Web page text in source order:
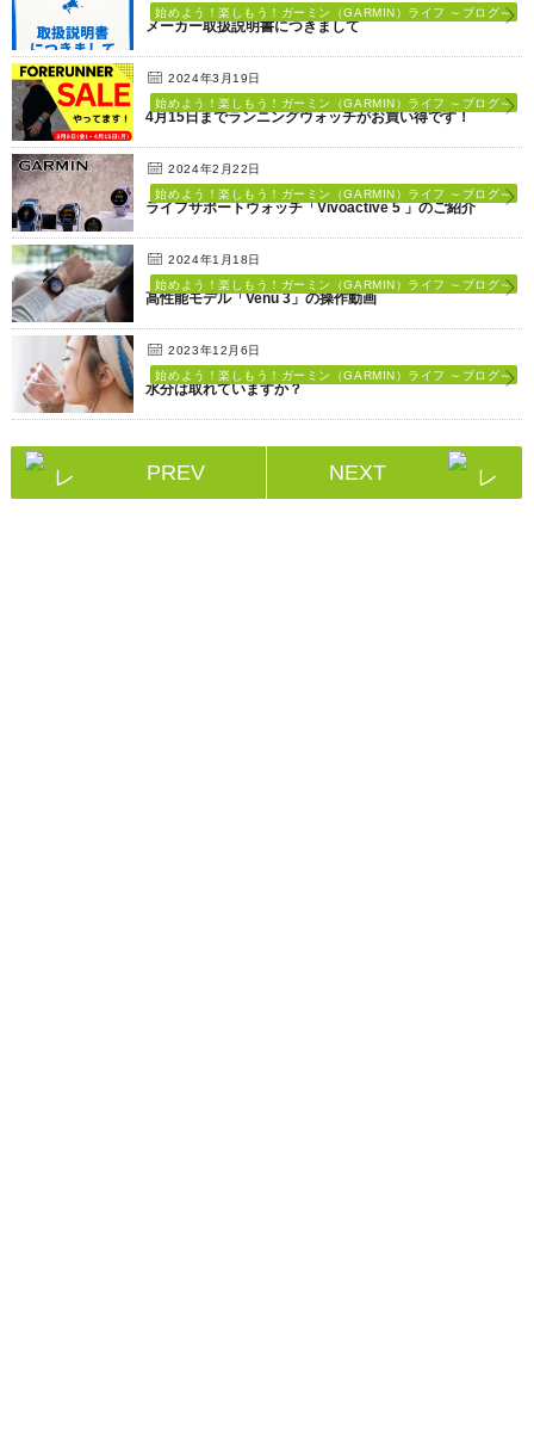
始めよう！楽しもう！ガーミン（GARMIN）ライフ ～ブログ～
メーカー取扱説明書につきまして
2024年3月19日
始めよう！楽しもう！ガーミン（GARMIN）ライフ ～ブログ～
4月15日までランニングウォッチがお買い得です！
2024年2月22日
始めよう！楽しもう！ガーミン（GARMIN）ライフ ～ブログ～
ライフサポートウォッチ「Vivoactive 5 」のご紹介
2024年1月18日
始めよう！楽しもう！ガーミン（GARMIN）ライフ ～ブログ～
高性能モデル「Venu 3」の操作動画
2023年12月6日
始めよう！楽しもう！ガーミン（GARMIN）ライフ ～ブログ～
水分は取れていますか？
PREV NEXT